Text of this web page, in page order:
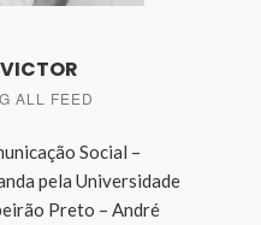
ALL FEED
Social –
pela Universidade
Preto – André